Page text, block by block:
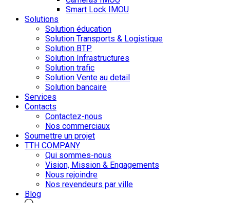
Smart Lock IMOU
Solutions
Solution éducation
Solution Transports & Logistique
Solution BTP
Solution Infrastructures
Solution trafic
Solution Vente au detail
Solution bancaire
Services
Contacts
Contactez-nous
Nos commerciaux
Soumettre un projet
TTH COMPANY
Qui sommes-nous
Vision, Mission & Engagements
Nous rejoindre
Nos revendeurs par ville
Blog